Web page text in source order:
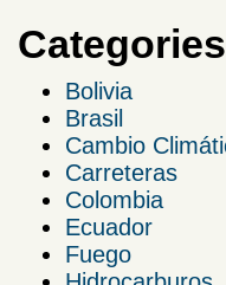
Categories
Bolivia
Brasil
Cambio
Carreteras
Colombia
Ecuador
Fuego